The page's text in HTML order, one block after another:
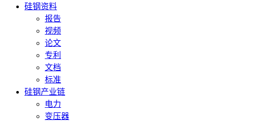
硅钢资料
报告
视频
论文
专利
文档
标准
硅钢产业链
电力
变压器